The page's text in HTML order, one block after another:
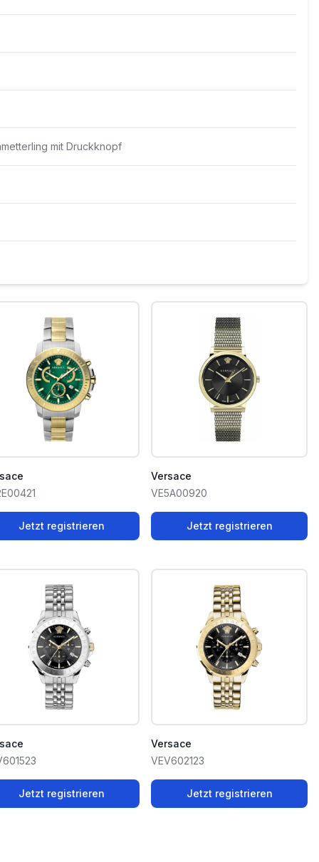
mit Druckknopf
Jetzt registrieren
Versace
VE5A00920
Jetzt registrieren
Jetzt registrieren
Versace
VEV602123
Jetzt registrieren